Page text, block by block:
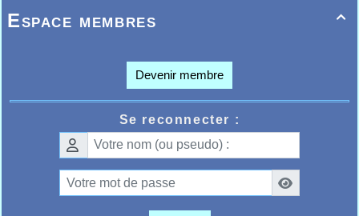

Espace membres
Devenir membre
Se reconnecter :